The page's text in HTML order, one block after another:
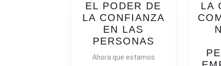
EL PODER DE
LA CONFIANZA
EN LAS
PERSONAS
Ahora que estamos
LA